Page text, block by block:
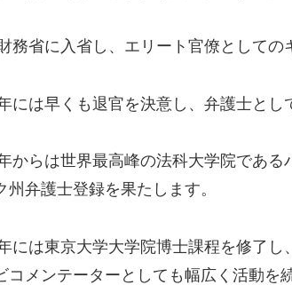
務省に入省し、エリート官僚としての
には早くも退官を決意し、弁護士とし
からは世界最高峰の法科大学院であ
州弁護士登録を果たします。
には東京大学大学院博士課程を修了
コメンテーターとしても幅広く活動を